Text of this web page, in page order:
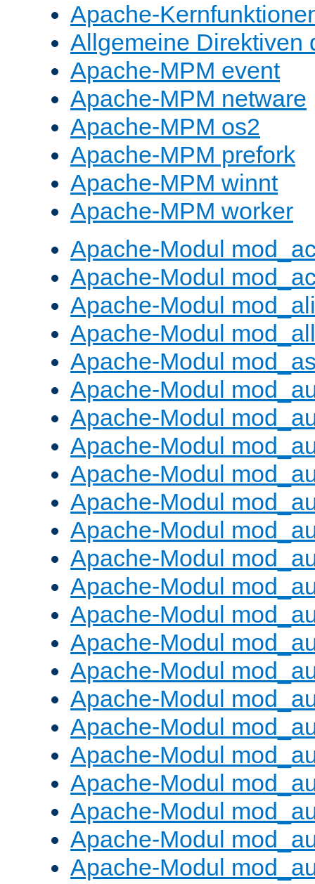
Apache-
Allgemeine Direktiven
Apache-MPM event
Apache-MPM netware
Apache-MPM os2
Apache-MPM prefork
Apache-MPM winnt
Apache-MPM worker
Apache-Modul
Apache-Modul
Apache-Modul
Apache-Modul
Apache-Modul
Apache-Modul
Apache-Modul
Apache-Modul
Apache-Modul
Apache-Modul
Apache-Modul
Apache-Modul
Apache-Modul
Apache-Modul
Apache-Modul
Apache-Modul
Apache-Modul
Apache-Modul
Apache-Modul
Apache-Modul
Apache-Modul
Apache-Modul
Apache-Modul